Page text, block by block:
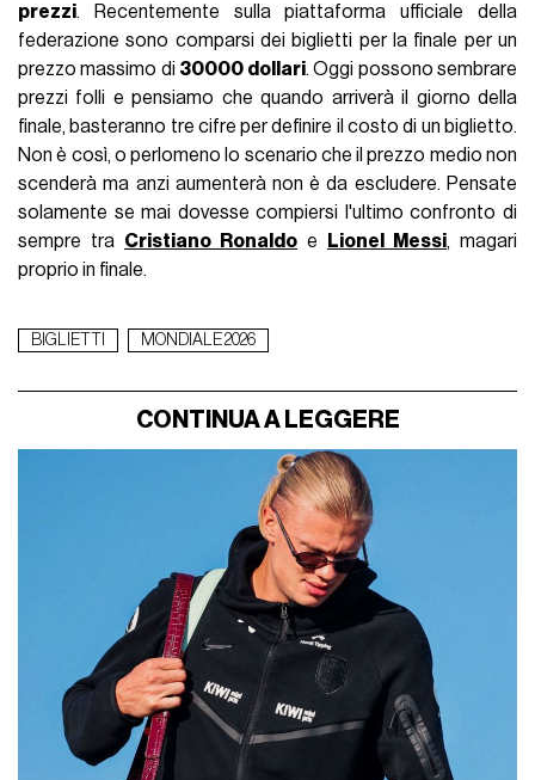
prezzi. Recentemente sulla piattaforma ufficiale della
federazione sono comparsi dei biglietti per la finale per un
prezzo massimo di 30000 dollari. Oggi possono sembrare
prezzi folli e pensiamo che quando arriverà il giorno della
finale, basteranno tre cifre per definire il costo di un biglietto.
Non è così, o perlomeno lo scenario che il prezzo medio non
scenderà ma anzi aumenterà non è da escludere. Pensate
solamente se mai dovesse compiersi l'ultimo confronto di
sempre tra Cristiano Ronaldo e Lionel Messi, magari
proprio in finale.
BIGLIETTI MONDIALE 2026
CONTINUA A LEGGERE